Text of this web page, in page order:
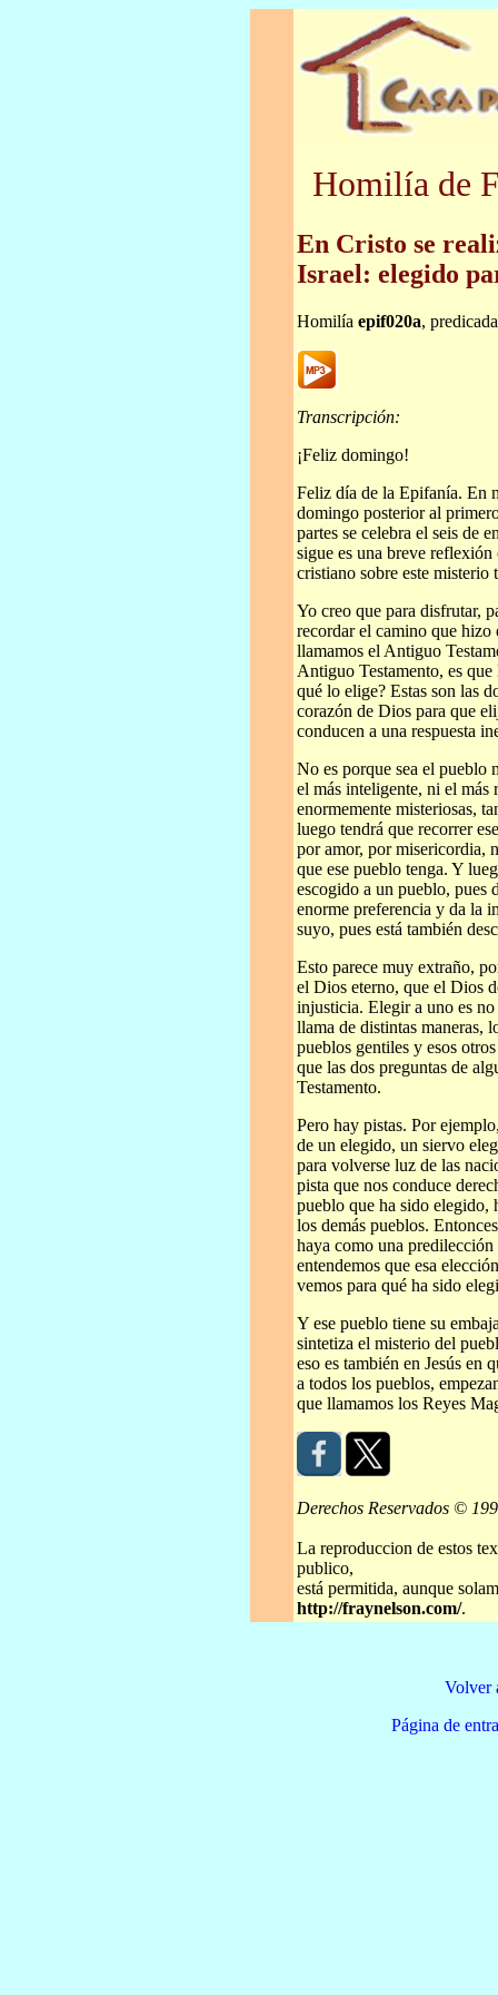
Homilía de
En Cristo se
Israel: elegido
Homilía epif020a,
Transcripción:
¡Feliz domingo!
Feliz día de la Epifanía. En
domingo posterior al
partes se celebra el seis de
sigue es una breve
cristiano sobre este misterio
Yo creo que para disfrutar,
recordar el camino que
llamamos el Antiguo
Antiguo Testamento, es
qué lo elige? Estas son las
corazón de Dios para que
conducen a una respuesta
No es porque sea el pueblo
el más inteligente, ni el más
enormemente misteriosas,
luego tendrá que recorrer
por amor, por misericordia,
que ese pueblo tenga. Y
escogido a un pueblo, pues
enorme preferencia y da la
suyo, pues está también
Esto parece muy extraño,
el Dios eterno, que el Dios
injusticia. Elegir a uno es
llama de distintas maneras,
pueblos gentiles y esos
que las dos preguntas de
Testamento.
Pero hay pistas. Por
de un elegido, un siervo
para volverse luz de las
pista que nos conduce
pueblo que ha sido elegido,
los demás pueblos.
haya como una
entendemos que esa
vemos para qué ha sido
Y ese pueblo tiene su
sintetiza el misterio del
eso es también en Jesús en
a todos los pueblos,
que llamamos los Reyes
Derechos Reservados ©
La reproduccion de estos
publico,
está permitida, aunque
http://fraynelson.com/.
Volver
Página de